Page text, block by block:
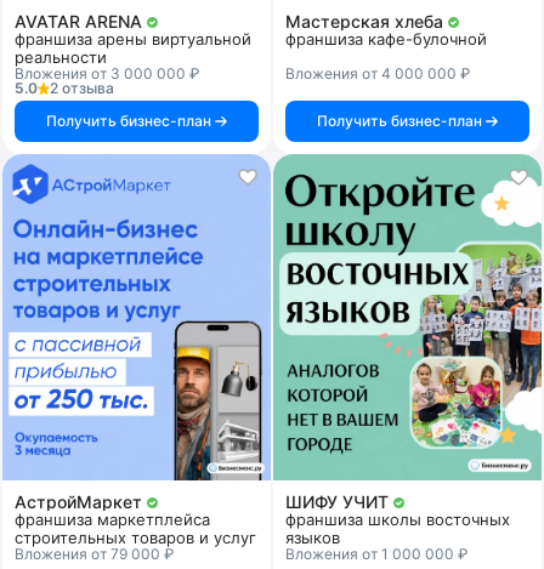
AVATAR ARENA
франшиза арены виртуальной
реальности
Вложения от 3 000 000 ₽
5.0
2 отзыва
Получить бизнес-план
Мастерская хлеба
франшиза кафе-булочной
Вложения от 4 000 000 ₽
Получить бизнес-план
АстройМаркет
франшиза маркетплейса
строительных товаров и услуг
Вложения от 79 000 ₽
ШИФУ УЧИТ
франшиза школы восточных
языков
Вложения от 1 000 000 ₽